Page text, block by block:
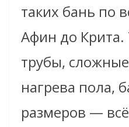
таких бань по
Афин до Крита.
трубы,
нагрева пола,
размеров —